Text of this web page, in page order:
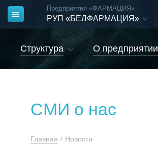
Предприятия «ФАРМАЦИЯ»
РУП «БЕЛФАРМАЦИЯ»
Структура О предприятии
СМИ о нас
Главная / Новости